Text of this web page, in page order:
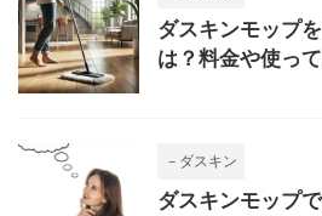
ダスキンモップ
は？料金や使っ
－ダスキン
ダスキンモップ